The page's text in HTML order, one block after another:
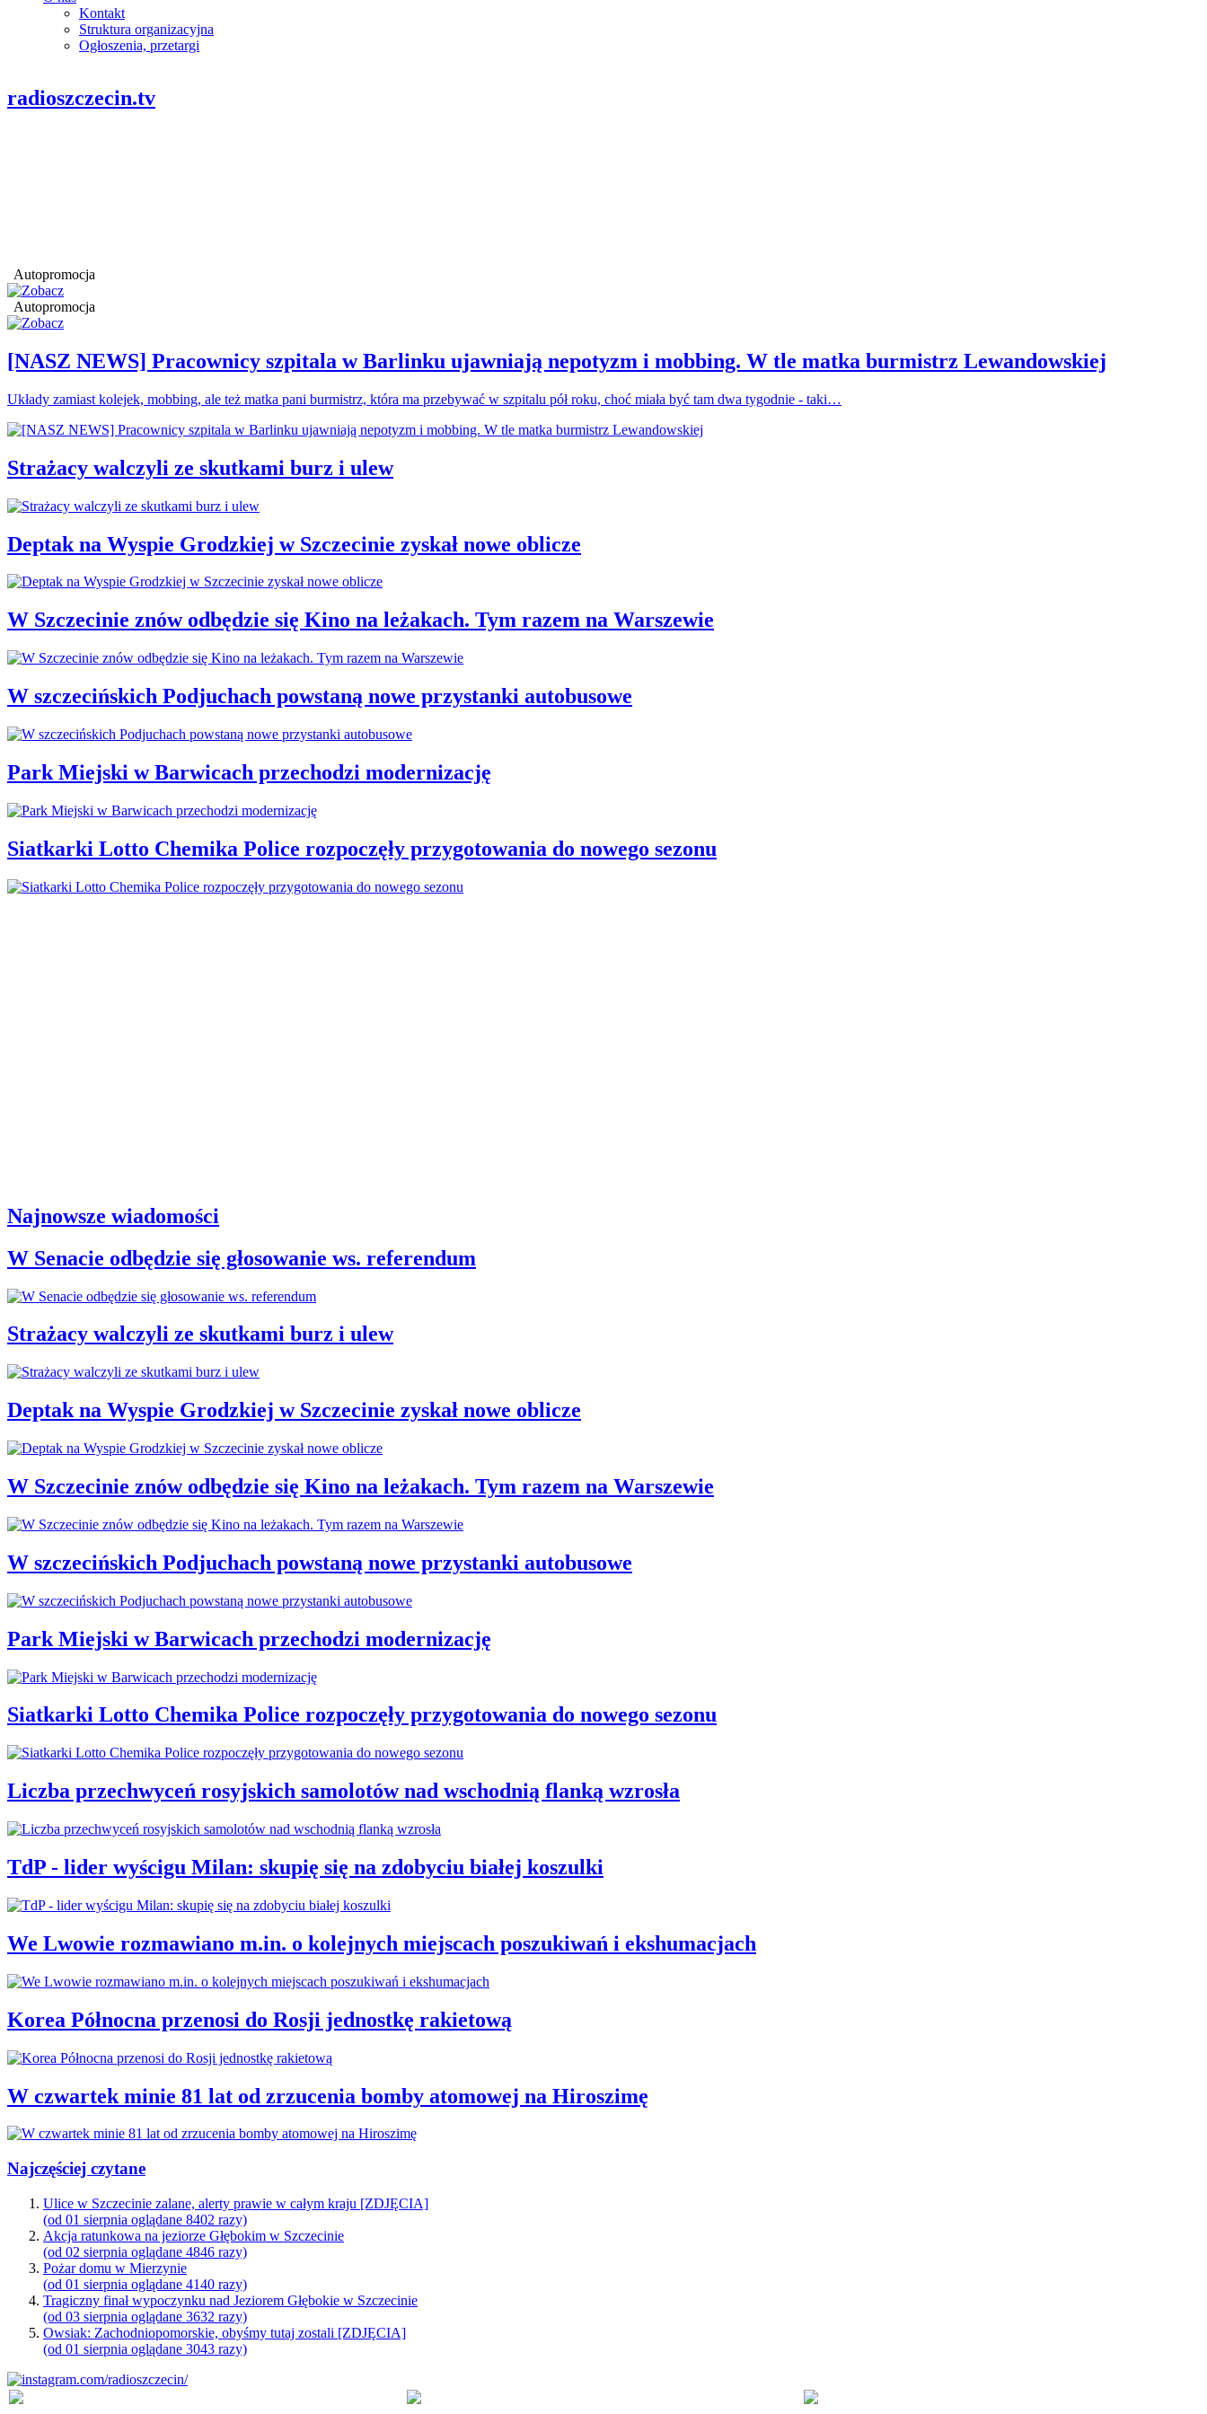
Kontakt
Struktura organizacyjna
Ogłoszenia, przetargi
radioszczecin.tv
Autopromocja
Autopromocja
[NASZ NEWS] Pracownicy szpitala w Barlinku ujawniają nepotyzm i mobbing. W tle matka burmistrz Lewandowskiej
Układy zamiast kolejek, mobbing, ale też matka pani burmistrz, która ma przebywać w szpitalu pół roku, choć miała być tam dwa tygodnie - taki…
Strażacy walczyli ze skutkami burz i ulew
Deptak na Wyspie Grodzkiej w Szczecinie zyskał nowe oblicze
W Szczecinie znów odbędzie się Kino na leżakach. Tym razem na Warszewie
W szczecińskich Podjuchach powstaną nowe przystanki autobusowe
Park Miejski w Barwicach przechodzi modernizację
Siatkarki Lotto Chemika Police rozpoczęły przygotowania do nowego sezonu
Najnowsze wiadomości
W Senacie odbędzie się głosowanie ws. referendum
Strażacy walczyli ze skutkami burz i ulew
Deptak na Wyspie Grodzkiej w Szczecinie zyskał nowe oblicze
W Szczecinie znów odbędzie się Kino na leżakach. Tym razem na Warszewie
W szczecińskich Podjuchach powstaną nowe przystanki autobusowe
Park Miejski w Barwicach przechodzi modernizację
Siatkarki Lotto Chemika Police rozpoczęły przygotowania do nowego sezonu
Liczba przechwyceń rosyjskich samolotów nad wschodnią flanką wzrosła
TdP - lider wyścigu Milan: skupię się na zdobyciu białej koszulki
We Lwowie rozmawiano m.in. o kolejnych miejscach poszukiwań i ekshumacjach
Korea Północna przenosi do Rosji jednostkę rakietową
W czwartek minie 81 lat od zrzucenia bomby atomowej na Hiroszimę
Najczęściej czytane
Ulice w Szczecinie zalane, alerty prawie w całym kraju [ZDJĘCIA]
(od 01 sierpnia oglądane 8402 razy)
Akcja ratunkowa na jeziorze Głębokim w Szczecinie
(od 02 sierpnia oglądane 4846 razy)
Pożar domu w Mierzynie
(od 01 sierpnia oglądane 4140 razy)
Tragiczny finał wypoczynku nad Jeziorem Głębokie w Szczecinie
(od 03 sierpnia oglądane 3632 razy)
Owsiak: Zachodniopomorskie, obyśmy tutaj zostali [ZDJĘCIA]
(od 01 sierpnia oglądane 3043 razy)